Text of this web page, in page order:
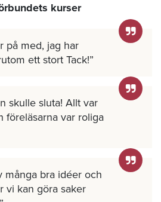
kurser
på med, jag har
ett stort Tack!
skulle sluta! Allt var
föreläsarna var roliga
många bra idéer och
vi kan göra saker